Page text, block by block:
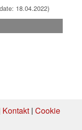
18.04.2022)
Kontakt| Cookie